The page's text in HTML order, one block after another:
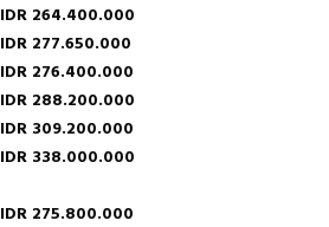
IDR 264.400.000
IDR 277.650.000
IDR 276.400.000
IDR 288.200.000
IDR 309.200.000
IDR 338.000.000
IDR 275.800.000